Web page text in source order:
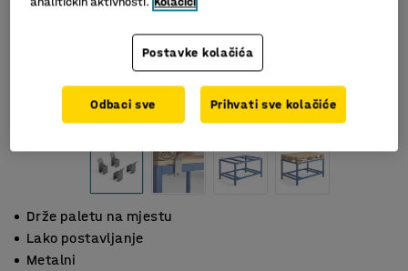
Slični proizvodi
Drže paletu na mjestu
Lako postavljanje
Metalni
Postavke kolačića
Odbaci sve Prihvati sve kolačiće